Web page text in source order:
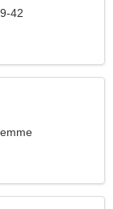
42